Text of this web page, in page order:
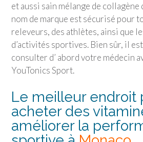
et aussi sain mélange de collagène
nom de marque est sécurisé pour
releveurs, des athlètes, ainsi que
d’activités sportives. Bien sûr, il
consulter d’ abord votre médecin
YouTonics Sport.
Le meilleur endroit
acheter des
améliorer la